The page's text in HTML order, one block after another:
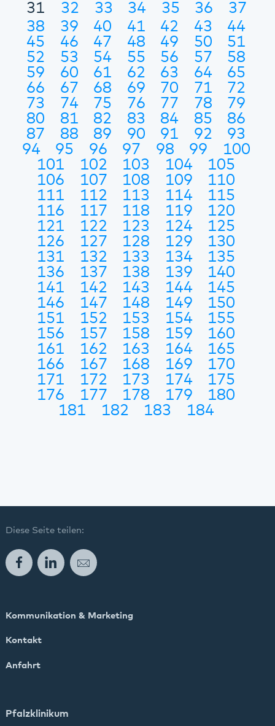
31
32 33 34 35 36
37
38
39 40 41 42 43
44
45
46 47 48 49 50
51
52
53 54 55 56 57
58
59
60 61 62 63 64
65
66
67 68 69 70 71
72
73
74 75 76 77 78
79
80
81 82 83 84 85
86
87
88 89 90 91 92
93
94
95 96 97 98 99
100
101
102 103 104
105
106
107 108 109
110
111
112 113 114
115
116
117 118 119
120
121
122 123 124
125
126
127 128 129
130
131
132 133 134
135
136
137 138 139
140
141
142 143 144
145
146
147 148 149
150
151
152 153 154
155
156
157 158 159
160
161
162 163 164
165
166
167 168 169
170
171
172 173 174
175
176
177 178 179
180
181
182 183 184
Diese Seite teilen:
FacebookLinkedInE-Mail
Kommunikation & Marketing
Kontakt
Anfahrt
Pfalzklinikum